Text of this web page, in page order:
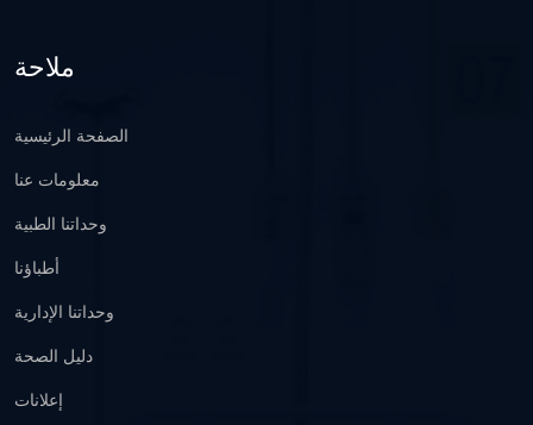
ملاحة
الصفحة الرئيسية
معلومات عنا
وحداتنا الطبية
أطباؤنا
وحداتنا الإدارية
دليل الصحة
إعلانات